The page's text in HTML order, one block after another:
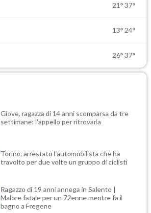
21° 37°
13° 24°
26° 37°
Giove, ragazza di 14 anni scomparsa da tre
settimane: l'appello per ritrovarla
Torino, arrestato l'automobilista che ha
travolto per due volte un gruppo di ciclisti
Ragazzo di 19 anni annega in Salento |
Malore fatale per un 72enne mentre fa il
bagno a Fregene